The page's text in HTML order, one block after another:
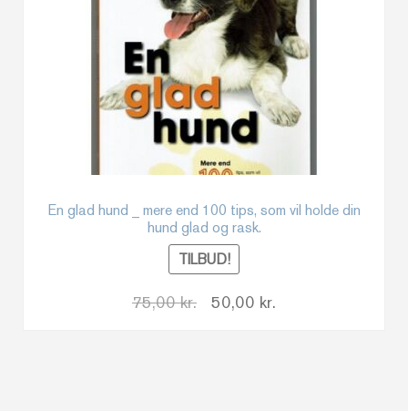
En glad hund _ mere end 100 tips, som vil holde din
hund glad og rask.
TILBUD!
75,00kr.
Den
50,00 kr.